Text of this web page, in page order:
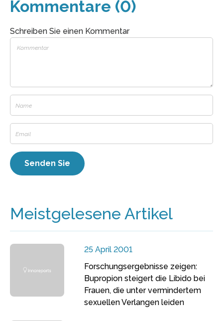
Kommentare (0)
Schreiben Sie einen Kommentar
Meistgelesene Artikel
25 April 2001
Forschungsergebnisse zeigen:
Bupropion steigert die Libido bei
Frauen, die unter vermindertem
sexuellen Verlangen leiden